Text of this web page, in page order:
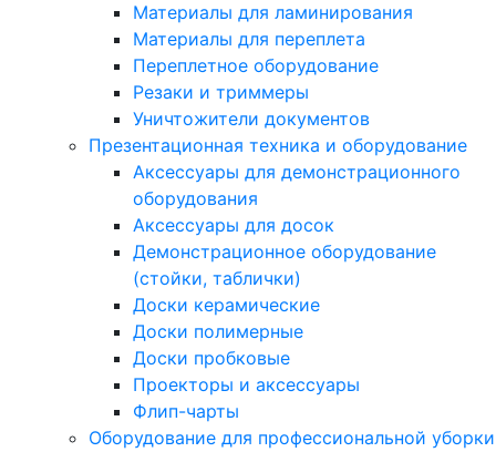
Материалы для ламинирования
Материалы для переплета
Переплетное оборудование
Резаки и триммеры
Уничтожители документов
Презентационная техника и оборудование
Аксессуары для демонстрационного
оборудования
Аксессуары для досок
Демонстрационное оборудование
(стойки, таблички)
Доски керамические
Доски полимерные
Доски пробковые
Проекторы и аксессуары
Флип-чарты
Оборудование для профессиональной уборки